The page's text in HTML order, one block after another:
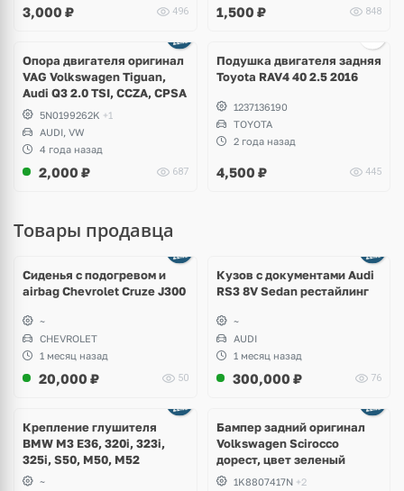
3,000 ₽ 496 1,500 ₽ 848
Опора двигателя оригинал
VAG Volkswagen Tiguan,
Audi Q3 2.0 TSI, CCZA, CPSA
5N0199262K +1
AUDI, VW
4 года назад
2,000 ₽ 687
Подушка двигателя задняя
Toyota RAV4 40 2.5 2016
1237136190
TOYOTA
2 года назад
4,500 ₽ 445
Товары продавца
Сиденья с подогревом и
airbag Chevrolet Cruze J300
~
CHEVROLET
1 месяц назад
20,000 ₽ 50
Кузов с документами Audi
RS3 8V Sedan рестайлинг
~
AUDI
1 месяц назад
300,000 ₽ 76
Крепление глушителя
BMW M3 E36, 320i, 323i,
325i, S50, M50, M52
~
Бампер задний оригинал
Volkswagen Scirocco
дорест, цвет зеленый
1K8807417N +2